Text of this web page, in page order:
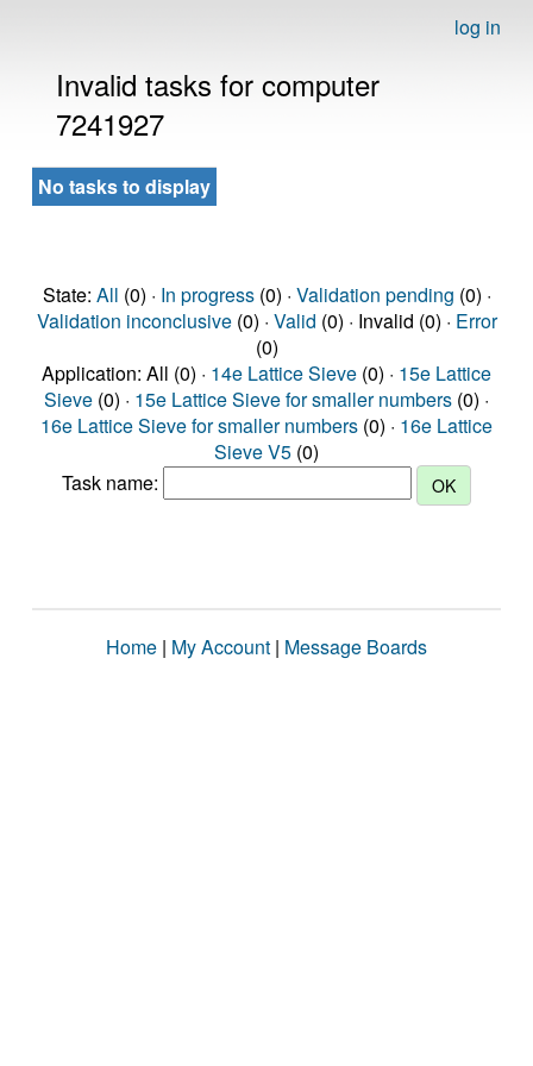
log in
Invalid tasks for computer
7241927
No tasks to display
State: All (0) · In progress(0) · Validation pending (0) ·
Validation inconclusive(0) · Valid (0) · Invalid (0) · Error
(0)
Application: All (0) · 14e Lattice Sieve (0) · 15e Lattice
Sieve (0) · 15e Lattice Sieve for smaller numbers (0) ·
16e Lattice Sieve for smaller numbers (0) · 16e Lattice
Sieve V5 (0)
Task name:
Home | My Account | Message Boards